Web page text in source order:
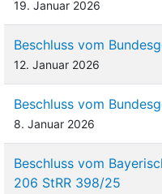
19. Januar 2026
Beschluss vom
12. Januar 2026
Beschluss vom
8. Januar 2026
Beschluss vom
206 StRR 398/25